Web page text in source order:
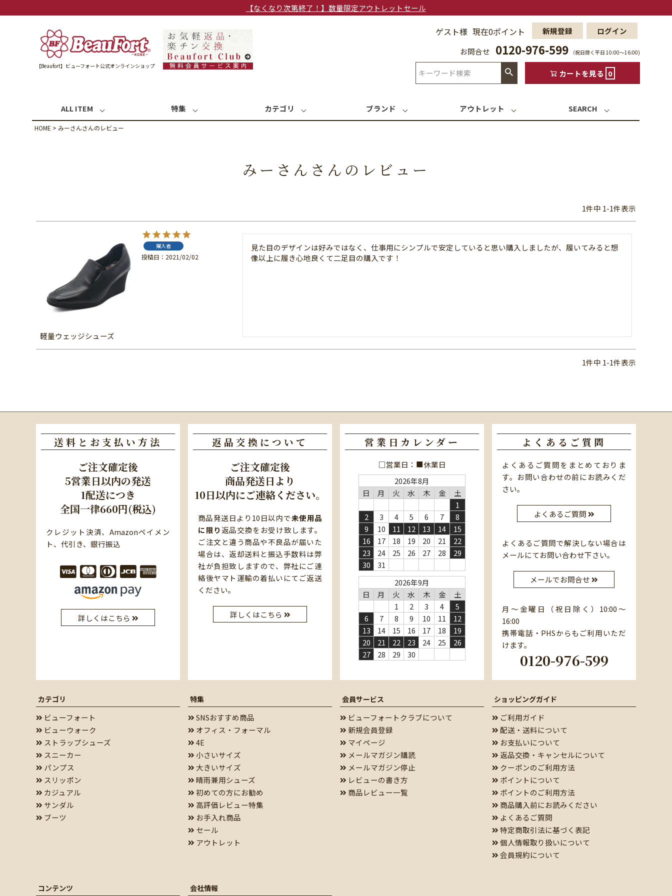
【なくなり次第終了！】数量限定アウトレットセール
【Beaufort】ビューフォート公式オンラインショップ
ゲスト様 現在0ポイント 新規登録
ログイン
お問合せ
0120-976-599 （祝日除く平日 10:00〜16:00)
カートを見る 0
検索
ALL ITEM 特集 カテゴリ ブランド アウトレット SEARCH
HOME みーさんさんのレビュー
みーさんさんのレビュー
1件中 1-1件表示
軽量ウェッジシューズ
購入者
投稿日 2021/02/02
見た目のデザインは好みではなく、仕事用にシンプルで安定していると思い購入しましたが、履いてみると想
像以上に履き心地良くて二足目の購入です！
1件中 1-1件表示
送料とお支払い方法
ご注文確定後
5営業日以内の発送
1配送につき
全国一律660円(税込)
クレジット決済、Amazonペイメン
ト、代引き、銀行振込
詳しくはこちら
返品交換について
ご注文確定後
商品発送日より
10日以内にご連絡ください。
商品発送日より10日以内で未使用品
に限り 返品交換をお受け致します。
ご注文と違う商品や不良品が届いた
場合は、返却送料と振込手数料は弊
社が負担致しますので、弊社にご連
絡後ヤマト運輸の着払いにてご返送
ください。
詳しくはこちら
営業日カレンダー
□営業日：■休業日
2026年8月
日
月 火 水 木 金
土
1
2
3 4 5 6 7
8
9
10 11 12 13 14
15
16
17 18 19 20 21
22
23
24 25 26 27 28
29
30
31
2026年9月
日
月 火 水 木 金
土
1
2 3 4
5
6
7 8 9 10 11
12
13
14 15 16 17 18
19
20
21 22 23 24 25
26
27
28 29 30
よくあるご質問
よくあるご質問をまとめておりま
す。お問い合わせの前にお読みくだ
さい。
よくあるご質問
よくあるご質問で解決しない場合は
メールにてお問い合わせ下さい。
メールでお問合せ
月～金曜日（祝日除く）10:00～
16:00
携帯電話・PHSからもご利用いただ
けます。
0120-976-599
カテゴリ
ビューフォート
ビューウォーク
ストラップシューズ
スニーカー
パンプス
スリッポン
カジュアル
サンダル
ブーツ
特集
SNSおすすめ商品
オフィス・フォーマル
4E
小さいサイズ
大きいサイズ
晴雨兼用シューズ
初めての方にお勧め
高評価レビュー特集
お手入れ商品
セール
アウトレット
会員サービス
ビューフォートクラブについて
新規会員登録
マイページ
メールマガジン購読
メールマガジン停止
レビューの書き方
商品レビュー一覧
ショッピングガイド
ご利用ガイド
配送・送料について
お支払いについて
返品交換・キャンセルについて
クーポンのご利用方法
ポイントについて
ポイントのご利用方法
商品購入前にお読みください
よくあるご質問
特定商取引法に基づく表記
個人情報取り扱いについて
会員規約について
コンテンツ 会社情報